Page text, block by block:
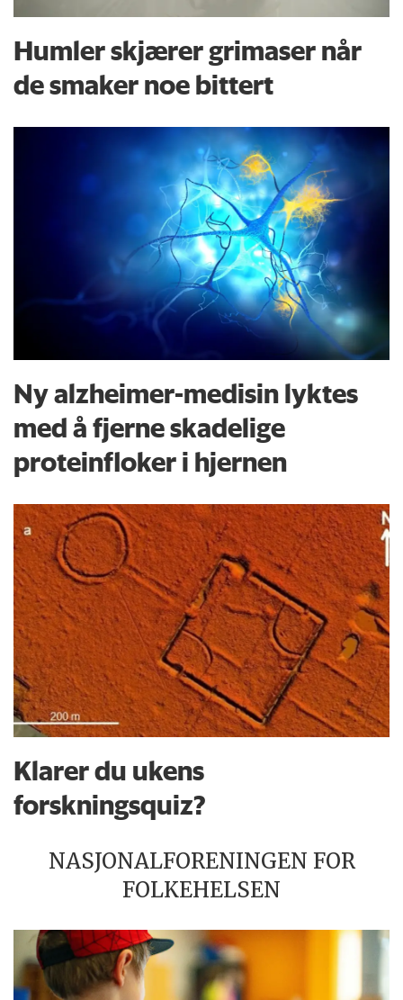
Humler skjærer grimaser når
de smaker noe bittert
Ny alzheimer-medisin lyktes
med å fjerne skadelige
proteinfloker i hjernen
Klarer du ukens
forskningsquiz?
NASJONALFORENINGEN FOR
FOLKEHELSEN